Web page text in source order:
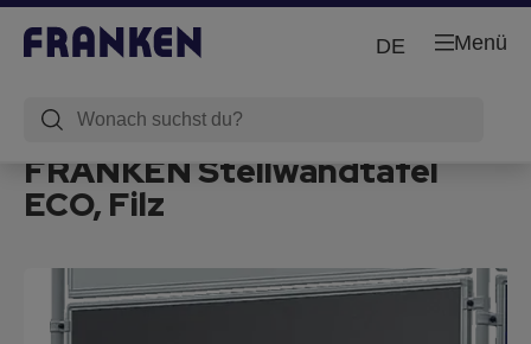
Menü
DE
FRANKEN Stellwandtafel
ECO, Filz